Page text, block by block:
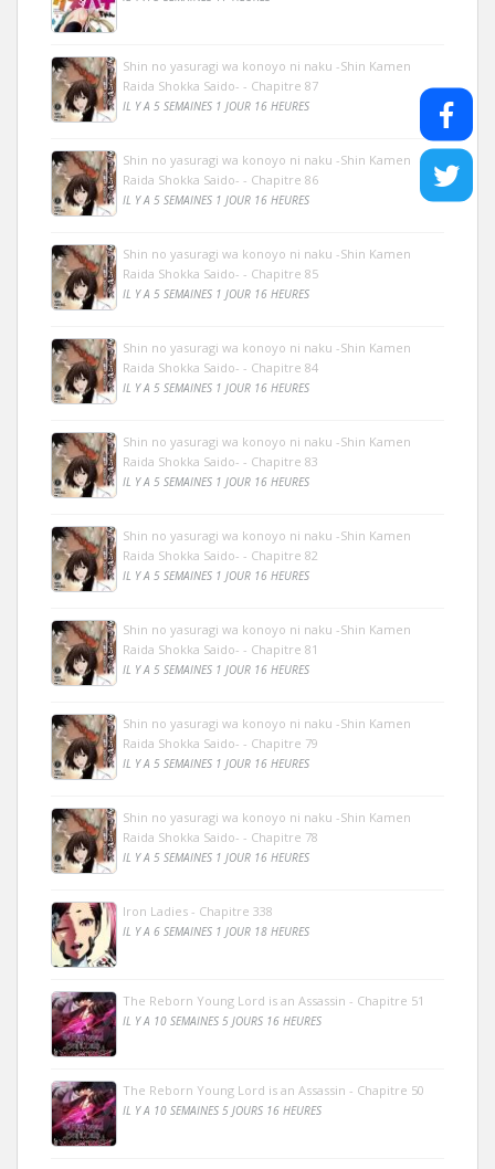
Shin no yasuragi wa konoyo ni naku -Shin Kamen
Raida Shokka Saido- - Chapitre 87
IL Y A 5 SEMAINES 1 JOUR 16 HEURES
Shin no yasuragi wa konoyo ni naku -Shin Kamen
Raida Shokka Saido- - Chapitre 86
IL Y A 5 SEMAINES 1 JOUR 16 HEURES
Shin no yasuragi wa konoyo ni naku -Shin Kamen
Raida Shokka Saido- - Chapitre 85
IL Y A 5 SEMAINES 1 JOUR 16 HEURES
Shin no yasuragi wa konoyo ni naku -Shin Kamen
Raida Shokka Saido- - Chapitre 84
IL Y A 5 SEMAINES 1 JOUR 16 HEURES
Shin no yasuragi wa konoyo ni naku -Shin Kamen
Raida Shokka Saido- - Chapitre 83
IL Y A 5 SEMAINES 1 JOUR 16 HEURES
Shin no yasuragi wa konoyo ni naku -Shin Kamen
Raida Shokka Saido- - Chapitre 82
IL Y A 5 SEMAINES 1 JOUR 16 HEURES
Shin no yasuragi wa konoyo ni naku -Shin Kamen
Raida Shokka Saido- - Chapitre 81
IL Y A 5 SEMAINES 1 JOUR 16 HEURES
Shin no yasuragi wa konoyo ni naku -Shin Kamen
Raida Shokka Saido- - Chapitre 79
IL Y A 5 SEMAINES 1 JOUR 16 HEURES
Shin no yasuragi wa konoyo ni naku -Shin Kamen
Raida Shokka Saido- - Chapitre 78
IL Y A 5 SEMAINES 1 JOUR 16 HEURES
Iron Ladies - Chapitre 338
IL Y A 6 SEMAINES 1 JOUR 18 HEURES
The Reborn Young Lord is an Assassin - Chapitre 51
IL Y A 10 SEMAINES 5 JOURS 16 HEURES
The Reborn Young Lord is an Assassin - Chapitre 50
IL Y A 10 SEMAINES 5 JOURS 16 HEURES